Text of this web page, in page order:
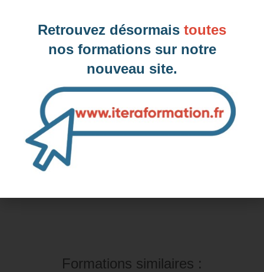
Inter-entreprise
Contactez-nous pour demander votre inscription
Intra-entreprise et sur mesure
Formations similaires :
Retrouvez désormais toutes
nos formations sur notre
nouveau site.